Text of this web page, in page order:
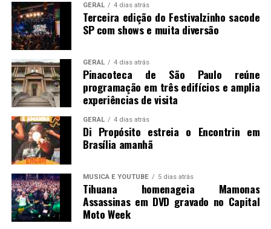
GERAL 4 dias atrás
Terceira edição do Festivalzinho sacode
SP com shows e muita diversão
GERAL 4 dias atrás
Pinacoteca de São Paulo reúne
programação em três edifícios e amplia
experiências de visita
GERAL 4 dias atrás
Di Propósito estreia o Encontrin em
Brasília amanhã
MUSICA E YOUTUBE 5 dias atrás
Tihuana homenageia Mamonas
Assassinas em DVD gravado no Capital
Moto Week